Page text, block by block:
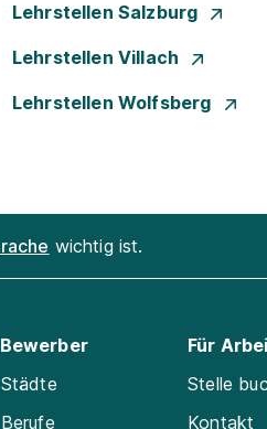
Lehrstellen Salzburg
Lehrstellen Villach
Lehrstellen Wolfsberg
wichtig ist.
Für
Stelle
Kontakt